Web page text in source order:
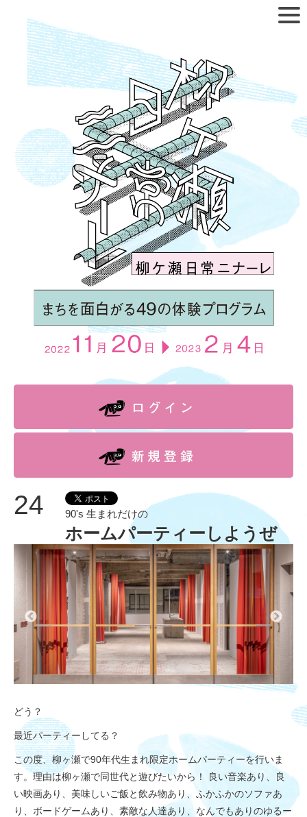
24 90's 生まれだけの
ホームパーティーしようぜ
どう？
最近パーティーしてる？
この度、柳ヶ瀬で90年代生まれ限定ホームパーティーを行いま
す。理由は柳ヶ瀬で同世代と遊びたいから！ 良い音楽あり、良
い映画あり、美味しいご飯と飲み物あり、ふかふかのソファあ
り、ボードゲームあり、素敵な人達あり、なんでもありのゆるー